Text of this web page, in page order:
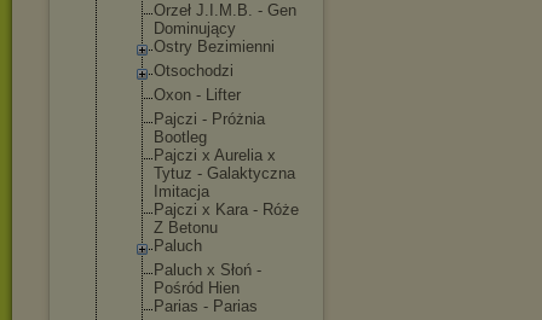
Orzeł J.I.M.B. - Gen
Dominujący
Ostry Bezimienni
Otsochodzi
Oxon - Lifter
Pajczi - Próżnia
Bootleg
Pajczi x Aurelia x
Tytuz - Galaktyczna
Imitacja
Pajczi x Kara - Róże
Z Betonu
Paluch
Paluch x Słoń -
Pośród Hien
Parias - Parias